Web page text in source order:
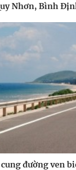
Nhơn, Bình
đường ven